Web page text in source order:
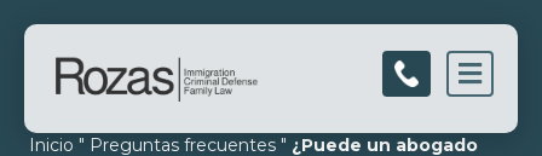
Inicio " Preguntas frecuentes " ¿Puede un abogado